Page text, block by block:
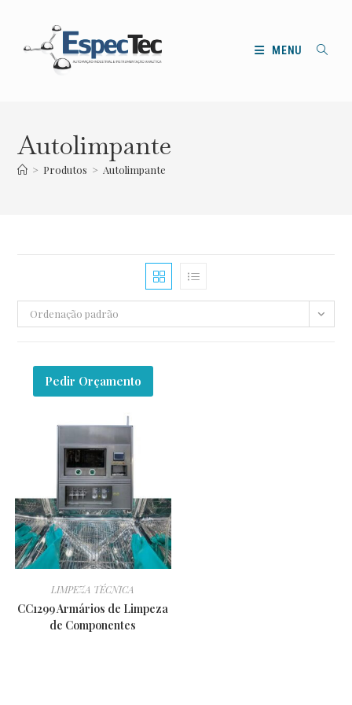
MENU
Autolimpante
> Produtos > Autolimpante
Ordenação padrão
Pedir Orçamento
LIMPEZA TÉCNICA
CC1299 Armários de Limpeza
de Componentes